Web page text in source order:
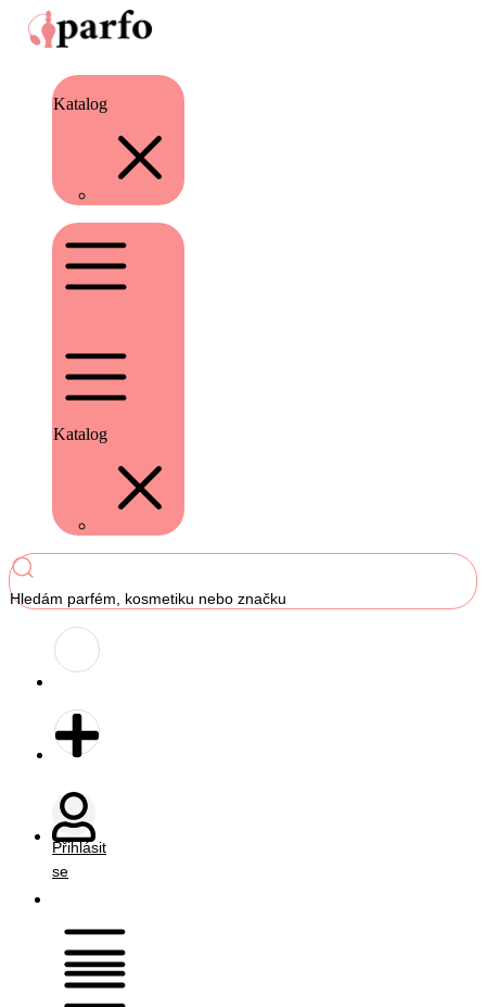
Katalog
Katalog
Hledám parfém, kosmetiku nebo značku
Přihlásit
se